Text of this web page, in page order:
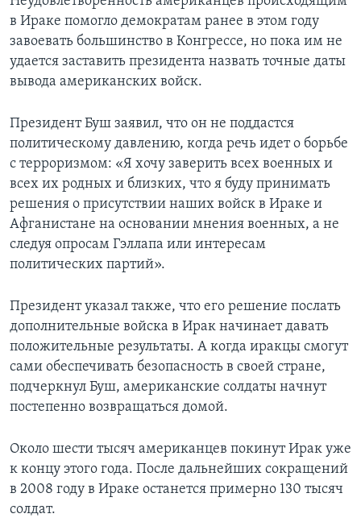
в Ираке помогло демократам ранее в этом году
завоевать большинство в Конгрессе, но пока им не
удается заставить президента назвать точные даты
вывода американских войск.
Президент Буш заявил, что он не поддастся
политическому давлению, когда речь идет о борьбе
с терроризмом: «Я хочу заверить всех военных и
всех их родных и близких, что я буду принимать
решения о присутствии наших войск в Ираке и
Афганистане на основании мнения военных, а не
следуя опросам Гэллапа или интересам
политических партий».
Президент указал также, что его решение послать
дополнительные войска в Ирак начинает давать
положительные результаты. А когда иракцы смогут
сами обеспечивать безопасность в своей стране,
подчеркнул Буш, американские солдаты начнут
постепенно возвращаться домой.
Около шести тысяч американцев покинут Ирак уже
к концу этого года. После дальнейших сокращений
в 2008 году в Ираке останется примерно 130 тысяч
солдат.